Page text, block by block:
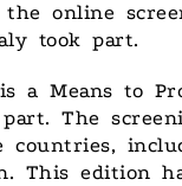
online
took part.
Means to
The
This edition